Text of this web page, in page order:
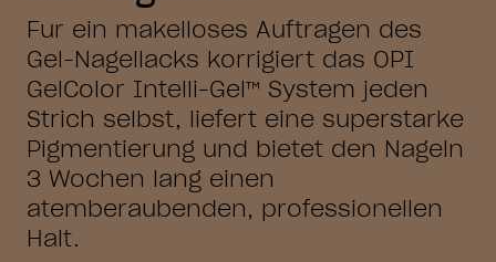
Für ein makelloses Auftragen des
Gel-Nagellacks korrigiert das OPI
GelColor Intelli-Gel™ System jeden
Strich selbst, liefert eine superstarke
Pigmentierung und bietet den Nägeln
3 Wochen lang einen
atemberaubenden, professionellen
Halt.